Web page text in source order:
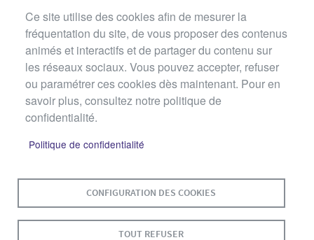
Ce site utilise des cookies afin de mesurer la
fréquentation du site, de vous proposer des contenus
animés et interactifs et de partager du contenu sur
les réseaux sociaux. Vous pouvez accepter, refuser
ou paramétrer ces cookies dès maintenant. Pour en
savoir plus, consultez notre politique de
confidentialité.
Politique de confidentialité
CONFIGURATION DES COOKIES
TOUT REFUSER
PAGE
PLAN DU SITE CONTACT MENTIONS LÉGALES
DONNÉES PERSONNELLES